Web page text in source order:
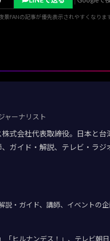
FANの記事が優先表示されやすくなります
ャーナリスト
株式会社代表取締役。日本と
ガイド・解説、テレビ・ラ
説・ガイド、講師、イベントの
「ヒルナンデス！」、テレビ朝